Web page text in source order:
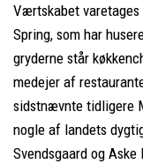
Værtskabet
Spring, som har
gryderne står
medejer af
sidstnævnte tidligere
nogle af landets
Svendsgaard og